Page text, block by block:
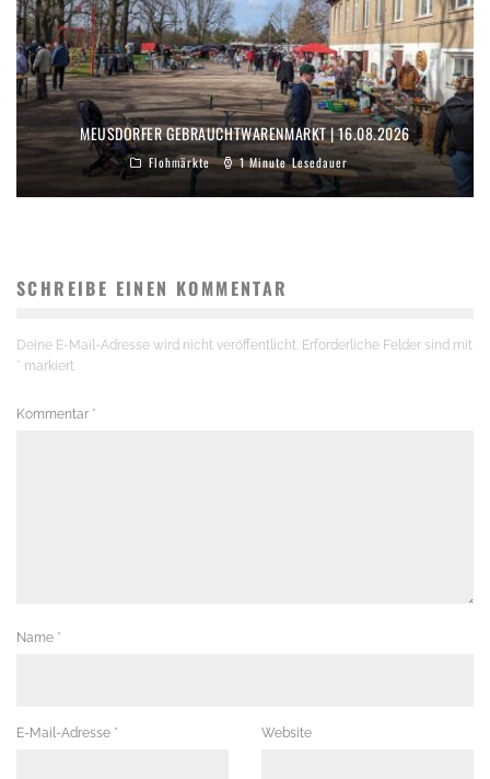
MEUSDORFER GEBRAUCHTWARENMARKT | 16.08.2026
Flohmärkte 1 Minute Lesedauer
SCHREIBE EINEN KOMMENTAR
Deine E-Mail-Adresse wird nicht veröffentlicht. Erforderliche Felder sind mit
* markiert
Kommentar *
Name *
E-Mail-Adresse * Website